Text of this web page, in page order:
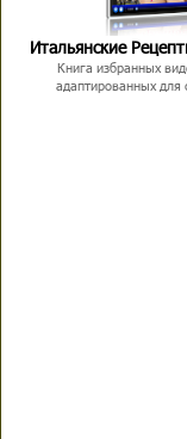
Итальянские
Книга избранных
адаптированных для